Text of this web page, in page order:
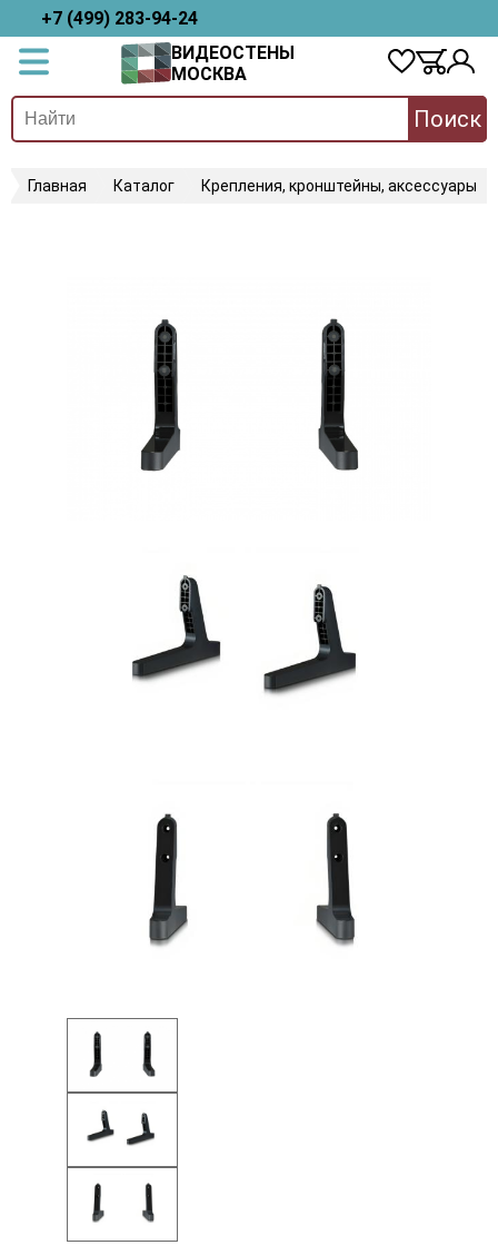
+7 (499) 283-94-24
ВИДЕОСТЕНЫ
МОСКВА
Поиск
Главная Каталог Крепления, кронштейны, аксессуары